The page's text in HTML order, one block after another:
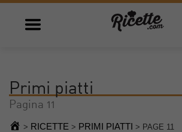
Open main menu
Primi piatti
Pagina 11
> RICETTE > PRIMI PIATTI > PAGE 11